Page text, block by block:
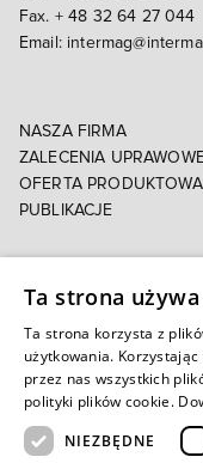
Fax. + 48 32 64 27 044
Email:
NASZA FIRMA
ZALECENIA
OFERTA PRODUKTOWA
PUBLIKACJE
POLITYKA COOKIES
E-FAKTURA
Autoryzowany e-sklep
Ta strona
Ta strona korzysta z
użytkowania.
przez nas wszystkich
polityki plików cookie.
NIEZBĘDNE